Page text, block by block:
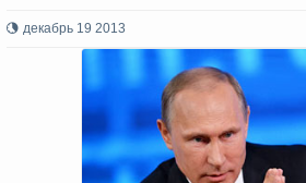
декабрь 19 2013